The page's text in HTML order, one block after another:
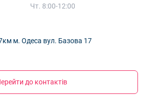
Чт. 8:00-12:00
м. Одеса вул. Базова 17
до контактів